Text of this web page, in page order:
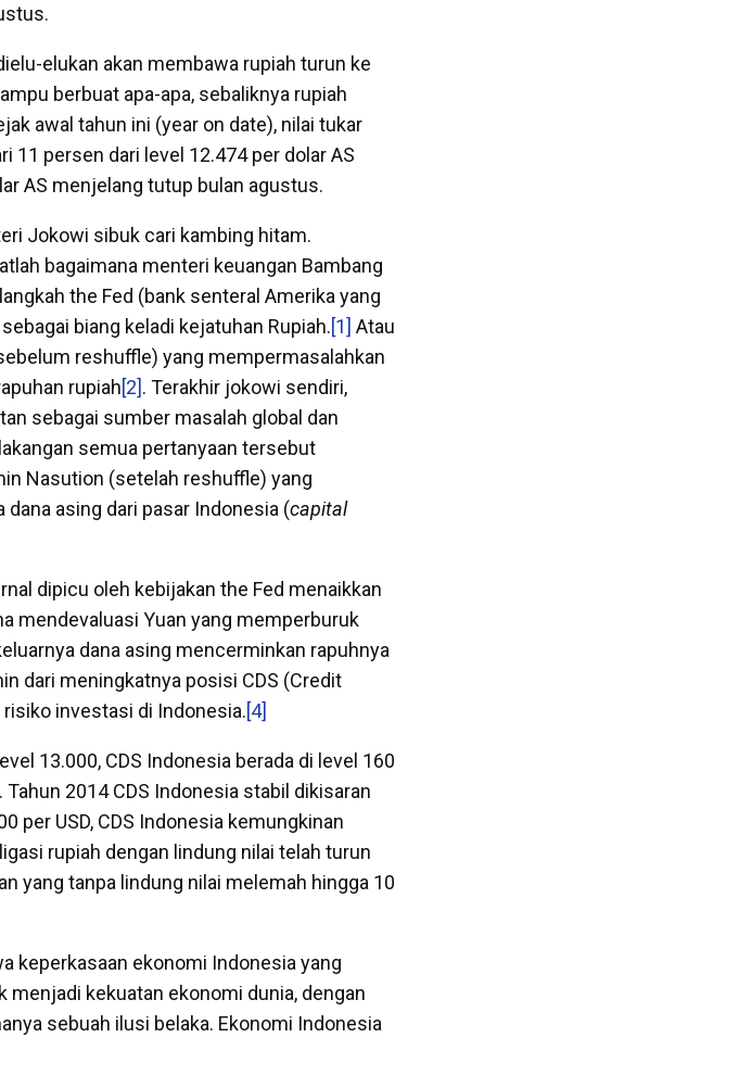
elukan akan membawa rupiah turun ke
berbuat apa-apa, sebaliknya rupiah
awal tahun ini (year on date), nilai tukar
11 persen dari level 12.474 per dolar AS
AS menjelang tutup bulan agustus.
Jokowi sibuk cari kambing hitam.
bagaimana menteri keuangan Bambang
the Fed (bank senteral Amerika yang
biang keladi kejatuhan Rupiah.[1] Atau
reshuffle) yang mempermasalahkan
rupiah[2]. Terakhir jokowi sendiri,
sebagai sumber masalah global dan
semua pertanyaan tersebut
Nasution (setelah reshuffle) yang
asing dari pasar Indonesia (capital
dipicu oleh kebijakan the Fed menaikkan
mendevaluasi Yuan yang memperburuk
dana asing mencerminkan rapuhnya
dari meningkatnya posisi CDS (Credit
investasi di Indonesia.[4]
13.000, CDS Indonesia berada di level 160
2014 CDS Indonesia stabil dikisaran
per USD, CDS Indonesia kemungkinan
rupiah dengan lindung nilai telah turun
yang tanpa lindung nilai melemah hingga 10
keperkasaan ekonomi Indonesia yang
kekuatan ekonomi dunia, dengan
sebuah ilusi belaka. Ekonomi Indonesia